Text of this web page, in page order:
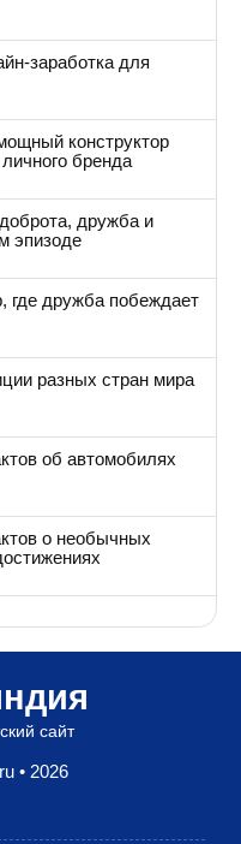
заработка для
конструктор
бренда
дружба и
эпизоде
дружба побеждает
разных стран мира
об автомобилях
о необычных
сайт
• 2026